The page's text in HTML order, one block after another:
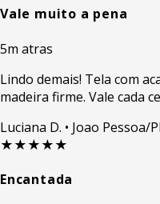
Vale muito a pena
5m atras
Lindo demais! Tela com
madeira firme. Vale cada
Luciana D. • Joao Pessoa/
★★★★★
Encantada